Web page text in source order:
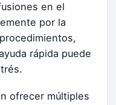
en el
por la
rápida puede
ofrecer múltiples